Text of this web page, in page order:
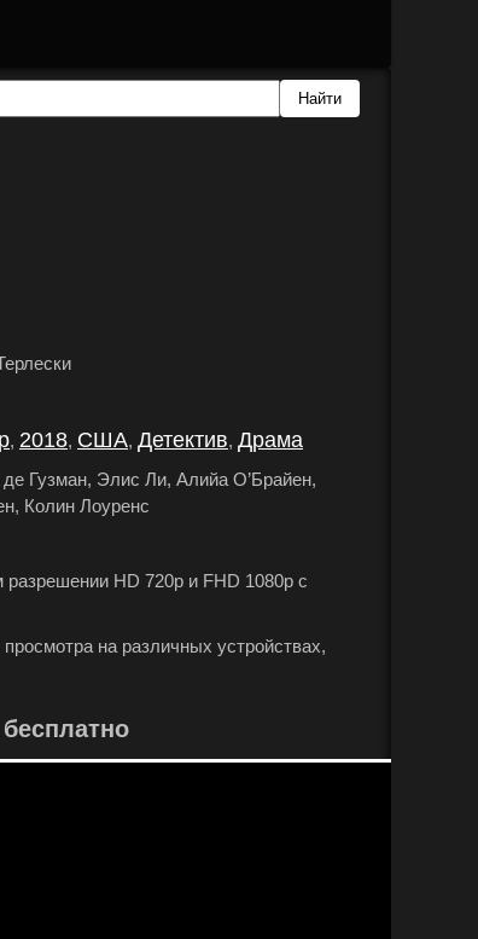
, 2018, США, Детектив, Драма
Гузман, Элис Ли, Алийа О’Брайен,
Колин Лоуренс
HD 720p и FHD 1080p с
на различных устройствах,